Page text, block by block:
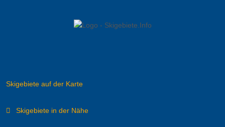
Skigebiete auf der Karte
Skigebiete in der Nähe